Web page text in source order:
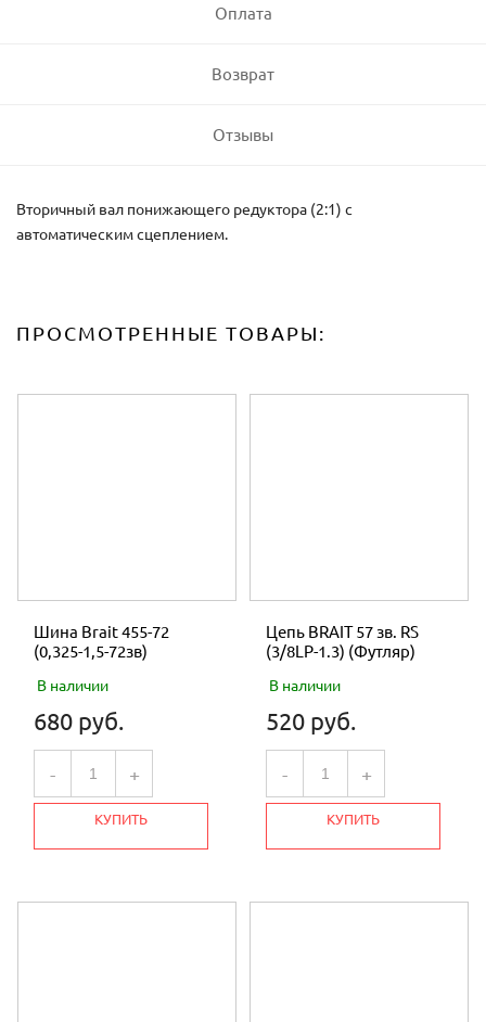
Оплата
Возврат
Отзывы
Вторичный вал понижающего редуктора (2:1) с
автоматическим сцеплением.
ПРОСМОТРЕННЫЕ ТОВАРЫ:
Шина Brait 455-72
(0,325-1,5-72зв)
В наличии
680 руб.
- +
КУПИТЬ
Цепь BRAIT 57 зв. RS
(3/8LP-1.3) (Футляр)
В наличии
520 руб.
- +
КУПИТЬ